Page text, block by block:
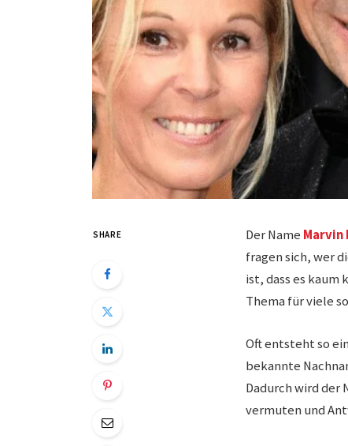
SHARE Der Name Marvin
fragen sich, wer
ist, dass es
Thema für viele
Oft entsteht so
bekannte
Dadurch wird der
vermuten und